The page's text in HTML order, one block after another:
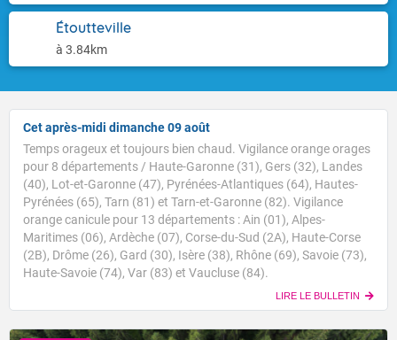
Étoutteville
à 3.84km
Cet après-midi dimanche 09 août
Temps orageux et toujours bien chaud. Vigilance orange orages
pour 8 départements / Haute-Garonne (31), Gers (32), Landes
(40), Lot-et-Garonne (47), Pyrénées-Atlantiques (64), Hautes-
Pyrénées (65), Tarn (81) et Tarn-et-Garonne (82). Vigilance
orange canicule pour 13 départements : Ain (01), Alpes-
Maritimes (06), Ardèche (07), Corse-du-Sud (2A), Haute-Corse
(2B), Drôme (26), Gard (30), Isère (38), Rhône (69), Savoie (73),
Haute-Savoie (74), Var (83) et Vaucluse (84).
LIRE LE BULLETIN